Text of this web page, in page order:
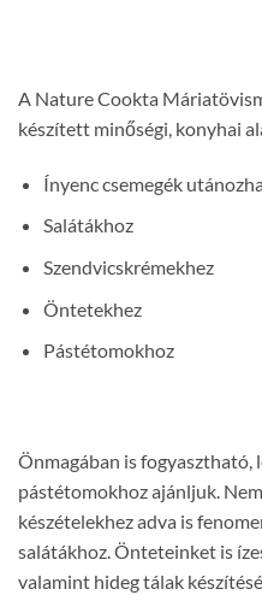
A Nature Cookta
készített minőségi, konyhai
Ínyenc csemegék
Salátákhoz
Szendvicskrémekhez
Öntetekhez
Pástétomokhoz
Önmagában is fogyasztható,
pástétomokhoz ajánljuk.
készételekhez adva is
salátákhoz. Önteteinket is
valamint hideg tálak